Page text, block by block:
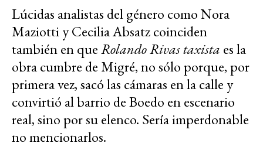
Lúcidas analistas del género como Nora
Maziotti y Cecilia Absatz coinciden
también en queRolando Rivas taxista es la
obra cumbre de Migré, no sólo porque, por
primera vez, sacó las cámaras en la calle y
convirtió al barrio de Boedo en escenario
real, sino por su elenco. Sería imperdonable
no mencionarlos.